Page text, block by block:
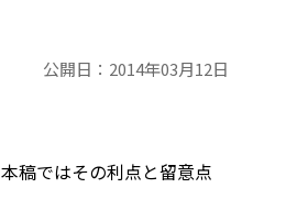
公開日： 2014年03月12日
稿ではその利点と留意点